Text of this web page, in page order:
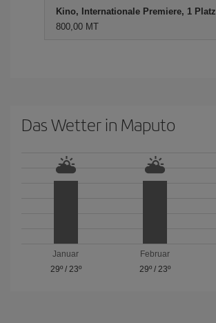
Kino, Internationale Premiere, 1 Platz
800,00 MT
Das Wetter in Maputo
Januar
29º/ 23º
Februar
29º/ 23º